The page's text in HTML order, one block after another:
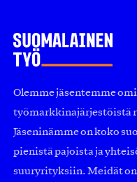
Olemme jäsentemme
työmarkkinajärjestöistä
Jäseninämme on koko
pienistä pajoista ja
suuryrityksiin. Meidät